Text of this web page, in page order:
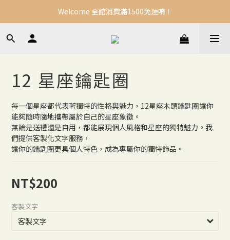
Welcome 全館消費滿1500免運唷！
12 星座鑰匙圈
每一個星座都代表著獨特的性格與魅力，12星座木頭鑰匙圈讓你
能夠隨時隨地攜帶屬於自己的星座象徵。
無論是送禮還是自用，都能展現個人風格和星座的獨特魅力。我
們提供客製化文字服務，
讓你的鑰匙圈更具個人特色，成為專屬你的獨特飾品。
NT$200
客製文字